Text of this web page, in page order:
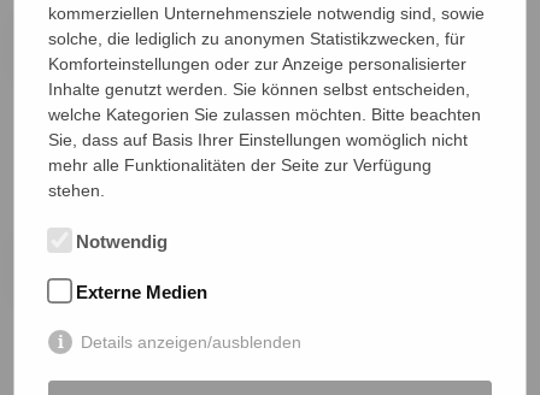
Netzwerk
Werden Sie Teil eines breiten Netzwerks und tauschen Sie sich mit anderen
Experten aus – direkt vor Ort in den Regionen oder online auf unserer
PlattformVDSInet.
Diskutieren Sie mit Fachleuten anderer Unternehmen und Branchen über
aktuelle Themen und profitieren Sie von deren Know-How. Oder informieren
Sie sich bei den Fachbereichenüber komplexe Fragen unterschiedlicher
Fachgebiete.
Zertifizierte Weiterbildung
Durch die Teilnahme an Fachveranstaltungen, auch außerhalb des
Verbands, können Sie VDSI-Punkte sammeln und durch den
Sie die Möglichkeit zu zeigen, dass Sie Ihr Fachwissen kontinuierlich
Kundengewinnung.
kommerziellen Unternehmensziele notwendig sind, sowie
solche, die lediglich zu anonymen Statistikzwecken, für
Komforteinstellungen oder zur Anzeige personalisierter
Inhalte genutzt werden. Sie können selbst entscheiden,
welche Kategorien Sie zulassen möchten. Bitte beachten
Sie, dass auf Basis Ihrer Einstellungen womöglich nicht
mehr alle Funktionalitäten der Seite zur Verfügung
stehen.
Notwendig
Externe Medien
Details anzeigen/ausblenden